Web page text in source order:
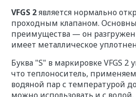
VFGS 2является нормально
проходным клапаном.
преимущества — он
имеет металлическое
Буква "S" в маркировке VFGS 2
что теплоноситель,
водяной пар с температурой
можно использовать и с водой.